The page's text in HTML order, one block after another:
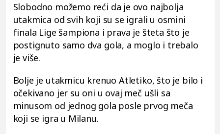
Slobodno možemo reći da je ovo najbolja
utakmica od svih koji su se igrali u osmini
finala Lige šampiona i prava je šteta što je
postignuto samo dva gola, a moglo i trebalo
je više.
Bolje je utakmicu krenuo Atletiko, što je bilo i
očekivano jer su oni u ovaj meč ušli sa
minusom od jednog gola posle prvog meča
koji se igra u Milanu.